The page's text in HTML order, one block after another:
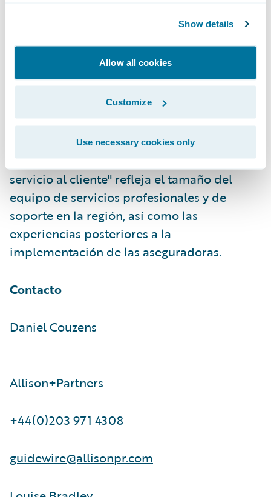
Show details
Allow all cookies
Customize
Use necessary cookies only
experiencia del usuario. El premio a la
solución líder en la categoría "Base de
clientes" tiene en cuenta el número de
aseguradoras en activo que utilizan el
sistema para ramos personales, comerciales
o especializados, además del impulso de
nuevos clientes. El premio a la mejor
solución en la categoría "Profundidad del
servicio al cliente" refleja el tamaño del
equipo de servicios profesionales y de
soporte en la región, así como las
experiencias posteriores a la
implementación de las aseguradoras.
Contacto
Daniel Couzens
Allison+Partners
+44(0)203 971 4308
guidewire@allisonpr.com